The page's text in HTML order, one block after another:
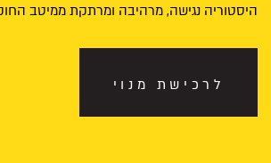
היסטוריה נגישה, מרהיבה ומרתקת ממיטב
לרכישת מנוי